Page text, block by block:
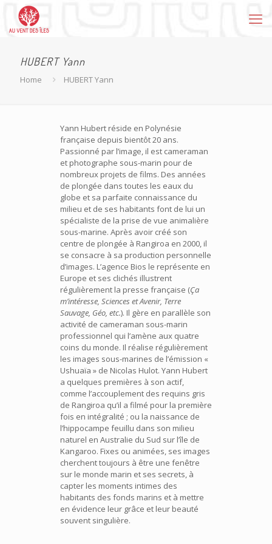
HUBERT Yann
Home HUBERT Yann
Yann Hubert réside en Polynésie
française depuis bientôt 20 ans.
Passionné par l’image, il est cameraman
et photographe sous-marin pour de
nombreux projets de films. Des années
de plongée dans toutes les eaux du
globe et sa parfaite connaissance du
milieu et de ses habitants font de lui un
spécialiste de la prise de vue animalière
sous-marine. Après avoir créé son
centre de plongée à Rangiroa en 2000, il
se consacre à sa production personnelle
d’images. L’agence Bios le représente en
Europe et ses clichés illustrent
régulièrement la presse française (Ça
m’intéresse, Sciences et Avenir, Terre
Sauvage, Géo, etc.). Il gère en parallèle son
activité de cameraman sous-marin
professionnel qui l’amène aux quatre
coins du monde. Il réalise régulièrement
les images sous-marines de l’émission «
Ushuaïa » de Nicolas Hulot. Yann Hubert
a quelques premières à son actif,
comme l’accouplement des requins gris
de Rangiroa qu’il a filmé pour la première
fois en intégralité ; ou la naissance de
l’hippocampe feuillu dans son milieu
naturel en Australie du Sud sur l’île de
Kangaroo. Fixes ou animées, ses images
cherchent toujours à être une fenêtre
sur le monde marin et ses secrets, à
capter les moments intimes des
habitants des fonds marins et à mettre
en évidence leur grâce et leur beauté
souvent singulière.